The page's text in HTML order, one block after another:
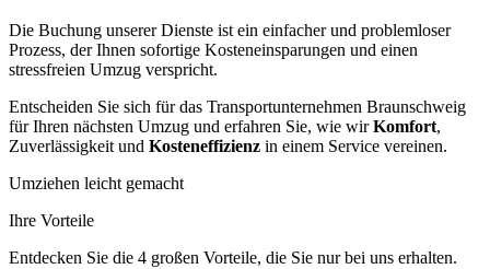
Die Buchung unserer Dienste ist ein einfacher und problemloser
Prozess, der Ihnen sofortige Kosteneinsparungen und einen
stressfreien Umzug verspricht.
Entscheiden Sie sich für das Transportunternehmen Braunschweig
für Ihren nächsten Umzug und erfahren Sie, wie wirKomfort,
Zuverlässigkeit und Kosteneffizienz in einem Service vereinen.
Umziehen leicht gemacht
Ihre Vorteile
Entdecken Sie die 4 großen Vorteile, die Sie nur bei uns erhalten.